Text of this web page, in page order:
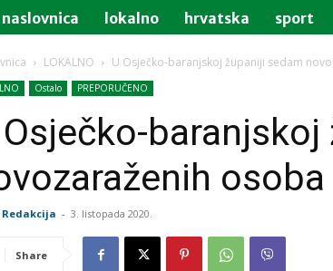
naslovnica lokalno hrvatska sport
LOKALNO U Osječko-baranjskoj županiji sedam
Ostalo PREPORUČENO
Osječko-
osoba
Redakcija - 3. listopada 2020.
Share